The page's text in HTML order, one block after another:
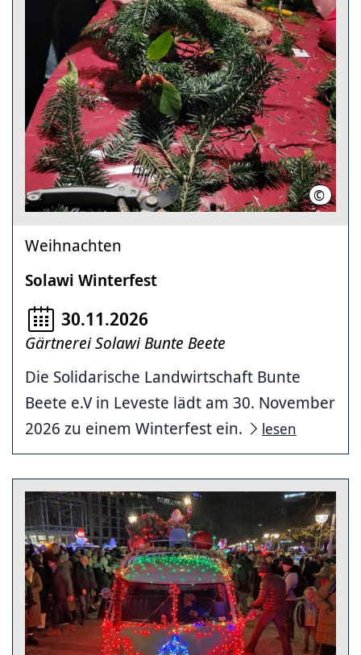
© Solawi
Weihnachten
Solawi Winterfest
30.11.2026
Gärtnerei Solawi Bunte Beete
Die Solidarische Landwirtschaft Bunte
Beete e.V in Leveste lädt am 30. November
2026 zu einem Winterfest ein.
lesen